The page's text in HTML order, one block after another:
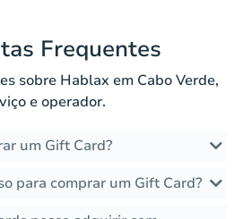
Frequentes
sobre Hablax em Cabo Verde,
e operador.
um Gift Card?
para comprar um Gift Card?